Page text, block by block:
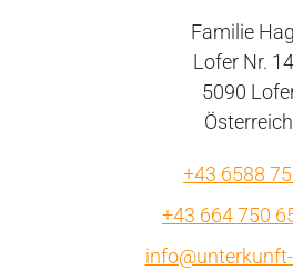
Familie
Lofer Nr.
5090
Österreich
+43 6588
+43 664 750